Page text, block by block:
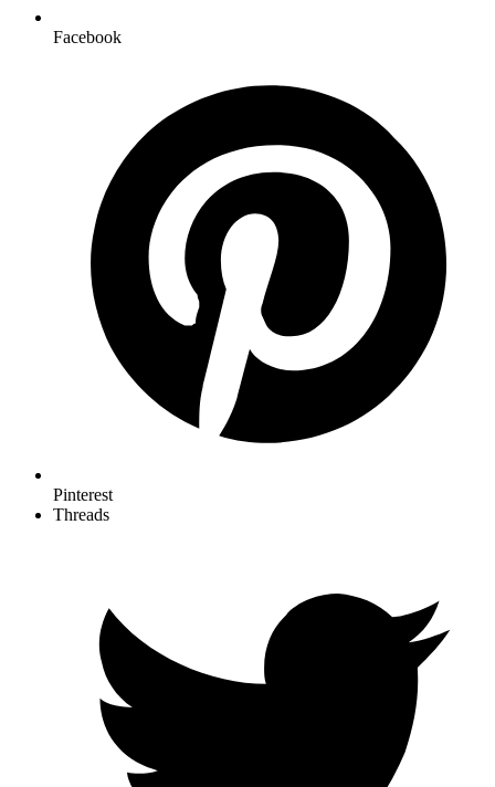
Facebook
Pinterest
Threads